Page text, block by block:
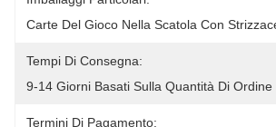
Carte Del Gioco Nella Scatola Con
Tempi Di Consegna:
9-14 Giorni Basati Sulla Quantità Di Ordine
Termini Di Pagamento: